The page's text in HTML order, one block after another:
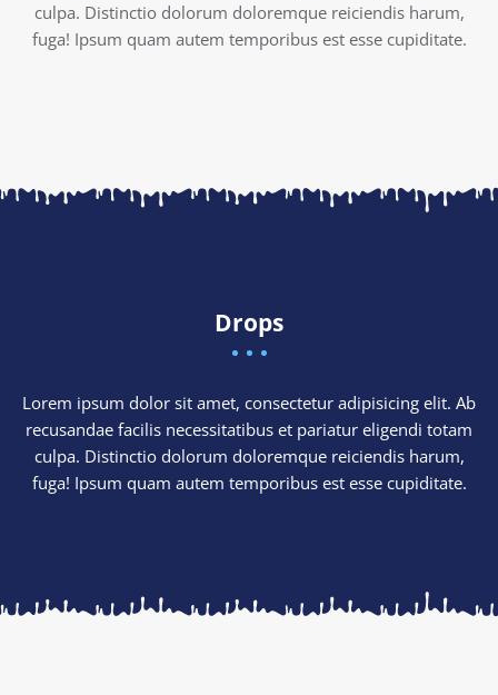
culpa. Distinctio dolorum doloremque reiciendis harum,
fuga! Ipsum quam autem temporibus est esse cupiditate.
Drops
Lorem ipsum dolor sit amet, consectetur adipisicing elit. Ab
recusandae facilis necessitatibus et pariatur eligendi totam
culpa. Distinctio dolorum doloremque reiciendis harum,
fuga! Ipsum quam autem temporibus est esse cupiditate.